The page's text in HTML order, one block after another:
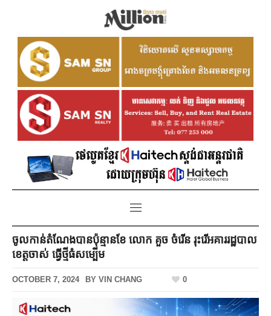
ចូលកាន់តំណែងបានប៉ុន្មានខែ លោក គួច ចំរើន រុះរើអគាររដ្ឋបាល
ខេត្តចាស់ ធ្វើថ្មីធំសម្បើម
OCTOBER 7, 2024 BY VIN CHANG 0